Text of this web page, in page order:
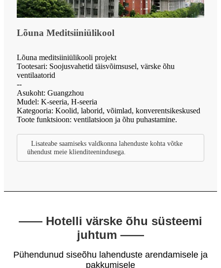
Lõuna Meditsiiniülikool
Lõuna meditsiiniülikooli projekt
Tootesari: Soojusvahetid täisvõimsusel, värske õhu
ventilaatorid
--
Asukoht: Guangzhou
Mudel: K-seeria, H-seeria
Kategooria: Koolid, laborid, võimlad, konverentsikeskused
Toote funktsioon: ventilatsioon ja õhu puhastamine.
Lisateabe saamiseks valdkonna lahenduste kohta võtke
ühendust meie klienditeenindusega.
—— Hotelli värske õhu süsteemi
juhtum ——
Pühendunud siseõhu lahenduste arendamisele ja
pakkumisele